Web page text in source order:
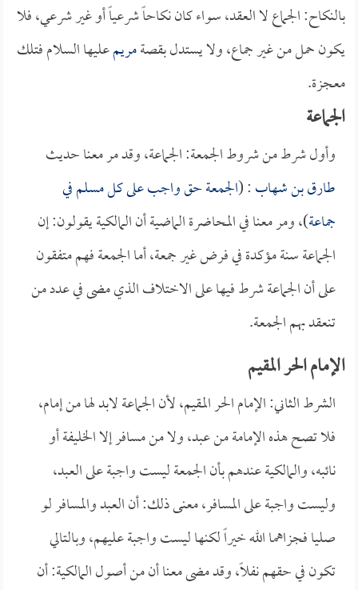
بالنكاح: الجماع لا العقد، سواء كان نكاحاً شرعياً أو غير شرعي، فلا
يكون حمل من غير جماع، ولا يستدل بقصةمريمعليها السلام فتلك
معجزة.
الجماعة
وأول شرط من شروط الجمعة: الجماعة، وقد مر معنا حديث
طارق بن شهاب: (الجمعة حق واجب على كل مسلم في
جماعة)، ومر معنا في المحاضرة الماضية أن المالكية يقولون: إن
الجماعة سنة مؤكدة في فرض غير جمعة، أما الجمعة فهم متفقون
على أن الجماعة شرط فيها على الاختلاف الذي مضى في عدد من
تنعقد بهم الجمعة.
الإمام الحر المقيم
الشرط الثاني: الإمام الحر المقيم، لأن الجماعة لابد لها من إمام،
فلا تصح هذه الإمامة من عبد، ولا من مسافر إلا الخليفة أو
نائبه، والمالكية عندهم بأن الجمعة ليست واجبة على العبد،
وليست واجبة على المسافر، معنى ذلك: أن العبد والمسافر لو
صليا فجزاهما الله خيراً لكنها ليست واجبة عليهم، وبالتالي
تكون في حقهم نفلاً، وقد مضى معنا أن من أصول المالكية: أن